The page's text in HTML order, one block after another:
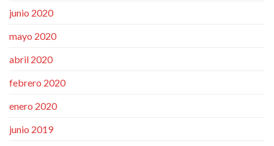
junio 2020
mayo 2020
abril 2020
febrero 2020
enero 2020
junio 2019